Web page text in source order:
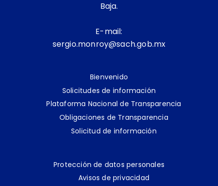
Baja.
E-mail:
sergio.monroy@sach.gob.mx
Bienvenido
Solicitudes de información
Plataforma Nacional de Transparencia
Obligaciones de Transparencia
Solicitud de información
Protección de datos personales
Avisos de privacidad